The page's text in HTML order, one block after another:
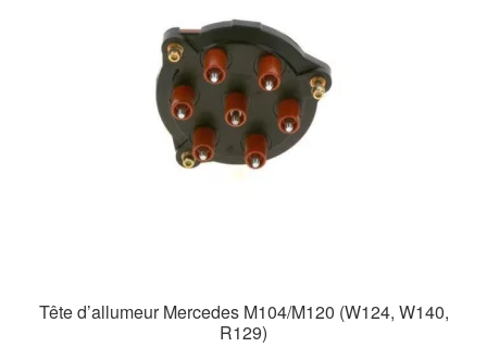
Tête d’allumeur Mercedes M104/M120 (W124, W140,
R129)